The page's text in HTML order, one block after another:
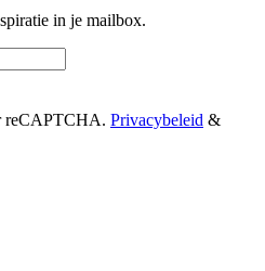
in je mailbox.
reCAPTCHA. Privacybeleid &